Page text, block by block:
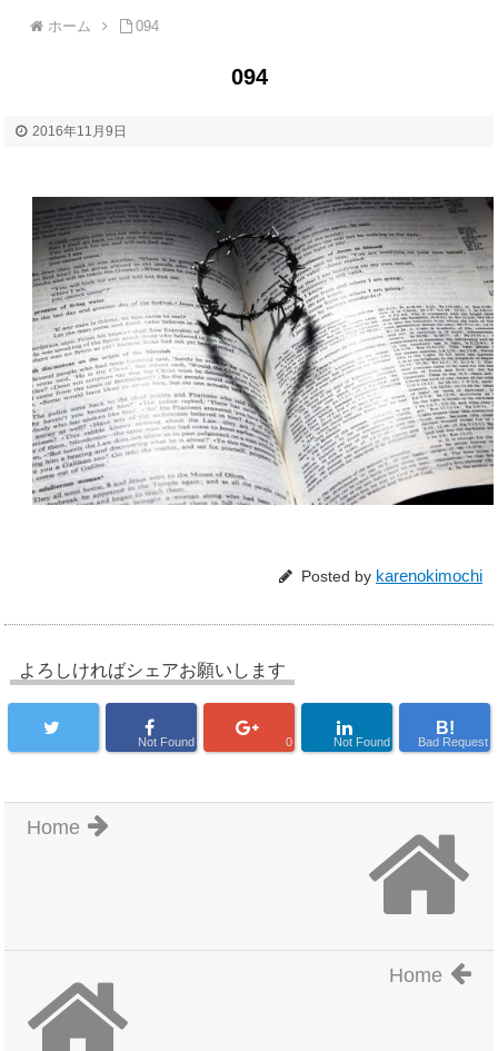
ホーム 094
094
2016年11月9日
Posted by karenokimochi
よろしければシェアお願いします
Not Found 0 Not Found
B!
Bad Request
Home
Home